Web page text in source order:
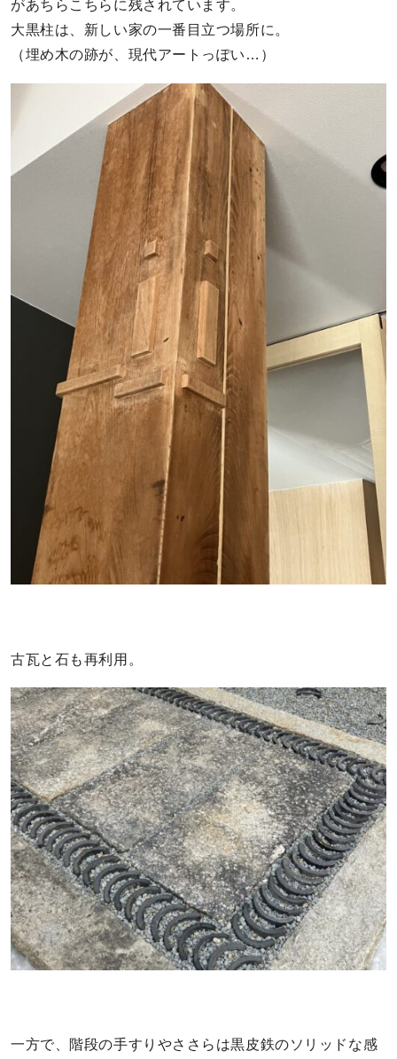
があちらこちらに残されています。
大黒柱は、新しい家の一番目立つ場所に。
（埋め木の跡が、現代アートっぽい…）
古瓦と石も再利用。
一方で、階段の手すりやささらは黒皮鉄のソリッドな感